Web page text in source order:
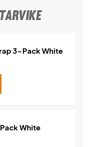
3-Pack White
White